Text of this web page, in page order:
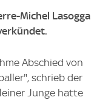
Michel Lasogga
Abschied von
schrieb der
Junge hatte